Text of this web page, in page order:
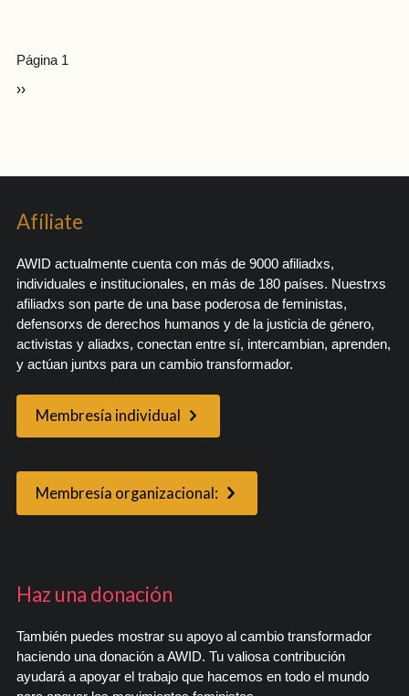
Página 1
››
Afíliate
AWID actualmente cuenta con más de 9000 afiliadxs,
individuales e institucionales, en más de 180 países. Nuestrxs
afiliadxs son parte de una base poderosa de feministas,
defensorxs de derechos humanos y de la justicia de género,
activistas y aliadxs, conectan entre sí, intercambian, aprenden,
y actúan juntxs para un cambio transformador.
Membresía individual
Membresía organizacional:
Haz una donación
También puedes mostrar su apoyo al cambio transformador
haciendo una donación a AWID. Tu valiosa contribución
ayudará a apoyar el trabajo que hacemos en todo el mundo